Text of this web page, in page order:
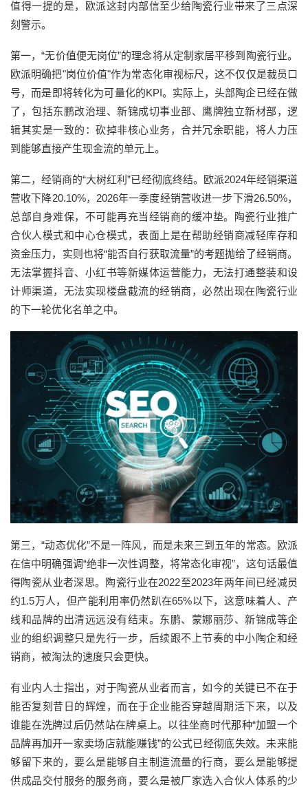
值得一提的是，欧派这封内部信至少给陶瓷行业带来了三点深
刻警示。
第一，“无价值便无岗位”的理念将从定制家居平移到陶瓷行业。
欧派明确把"岗位价值"作为常态化审视标尺，这不仅仅是裁员口
号，而是即将转化为可量化的KPI。实际上，头部陶企已经在做
了，包括东鹏改治理、新锦成切事业部、鹰牌独立新材部，逻
辑其实是一致的：砍掉非核心业务，合并冗余职能，将人力压
到能够直接产生现金流的单元上。
第二，经销商的“大树红利”已经彻底终结。欧派2024年经销渠道
营收下降20.10%，2026年一季度经销营收进一步下滑26.50%，
总部自身难保，不可能再充当经销商的缓冲垫。陶瓷行业推广
合伙人模式和中心仓模式，表面上是在帮助经销商减轻库存和
资金压力，实则也将“能否自行获取流量”的考题抛给了经销商。
无法掌握抖音、小红书等新媒体运营能力，无法打通整装和设
计师渠道，无法实现楼盘截流的经销商，必然出现在陶瓷行业
的下一轮优化名单之中。
第三，“动态优化”不是一阵风，而是未来三到五年的常态。欧派
在信中明确强调“绝非一次性调整，将常态化审视”，这句话最值
得陶瓷从业者深思。陶瓷行业在2022至2023年两年间已经减员
约1.5万人，但产能利用率仍然趴在65%以下，这意味着人、产
线和品牌的出清远远没有结束。东鹏、蒙娜丽莎、新锦成等企
业的组织调整只是先行一步，后续跟不上节奏的中小陶企和经
销商，被淘汰的速度只会更快。
有业内人士指出，对于陶瓷从业者而言，如今的关键已不在于
能否复刻昔日的辉煌，而在于企业能否穿越周期活下来，以及
谁能在洗牌过后仍然站在牌桌上。以往坐商时代那种“加盟一个
品牌再加开一家卖场店就能赚钱”的公式已经彻底失效。未来能
够留下来的，要么是能够自主制造流量的行商，要么是能够提
供成品交付服务的服务商，要么是被厂家选入合伙人体系的少